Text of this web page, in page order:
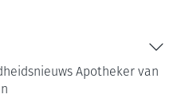
Apotheker van